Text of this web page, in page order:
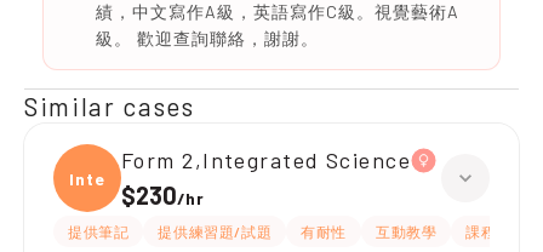
績，中文寫作A級，英語寫作C級。視覺藝術A
級。 歡迎查詢聯絡，謝謝。
Similar cases
Integ
Form 2,Integrated Science
$230/hr
提供筆記 提供練習題/試題 有耐性 互動教學 課程設計